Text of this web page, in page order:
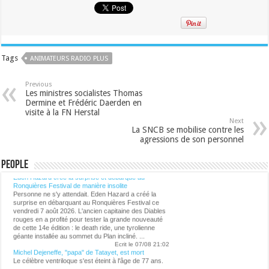
Tags ANIMATEURS RADIO PLUS
Previous
Les ministres socialistes Thomas
Dermine et Frédéric Daerden en
visite à la FN Herstal
Next
La SNCB se mobilise contre les
agressions de son personnel
People
Ronquières Festival de manière insolite
Personne ne s'y attendait. Eden Hazard a créé la
surprise en débarquant au Ronquières Festival ce
vendredi 7 août 2026. L'ancien capitaine des Diables
rouges en a profité pour tester la grande nouveauté
de cette 14e édition : le death ride, une tyrolienne
géante installée au sommet du Plan incliné. ...
Ecrit le 07/08 21:02
Michel Dejeneffe, "papa" de Tatayet, est mort
Le célèbre ventriloque s'est éteint à l'âge de 77 ans.
...